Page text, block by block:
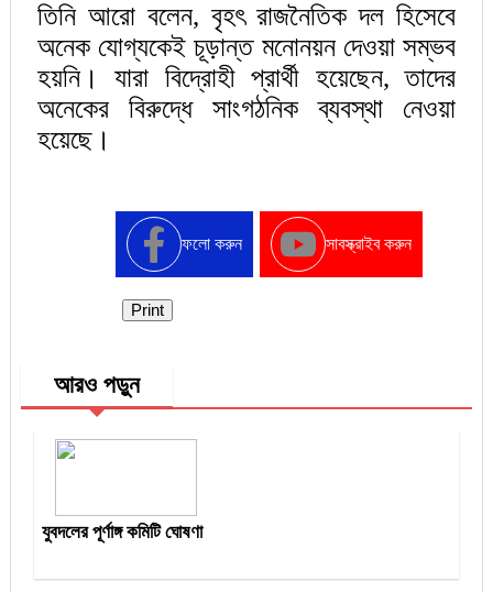
তিনি আরো বলেন, বৃহৎ রাজনৈতিক দল হিসেবে
অনেক যোগ্যকেই চূড়ান্ত মনোনয়ন দেওয়া সম্ভব
হয়নি। যারা বিদ্রোহী প্রার্থী হয়েছেন, তাদের
অনেকের বিরুদ্ধে সাংগঠনিক ব্যবস্থা নেওয়া
হয়েছে।
ফলো করুন সাবস্ক্রাইব করুন
Print
আরও পড়ুন
যুবদলের পূর্ণাঙ্গ কমিটি ঘোষণা